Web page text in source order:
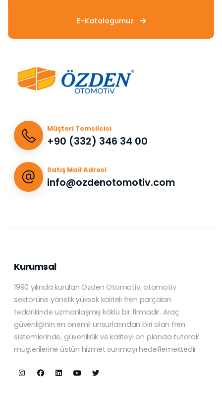
E-Katalogumuz
Müşteri Temsilcisi
+90 (332) 346 34 00
Satış Mail Adresi
info@ozdenotomotiv.com
Kurumsal
1990 yılında kurulan Özden Otomotiv, otomotiv
sektörüne yönelik yüksek kaliteli fren parçaları
tedarikinde uzmanlaşmış köklü bir firmadır. Araç
güvenliğinin en önemli unsurlarından biri olan fren
sistemlerinde, güvenilirlik ve kaliteyi ön planda tutarak
müşterilerine üstün hizmet sunmayı hedeflemektedir.